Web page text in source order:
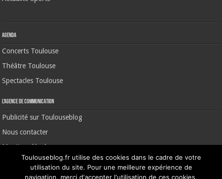
Agenda
Concerts Toulouse
Théâtre Toulouse
Spectacles Toulouse
L’agence de communication
Publicité sur Toulouseblog
Nous contacter
Mentions légales
Toulouseblog.fr utilise des cookies dans le cadre de votre
utilisation du site. Pour une meilleure expérience de
navigation, merci d'accepter l'utilisation de ces cookies.